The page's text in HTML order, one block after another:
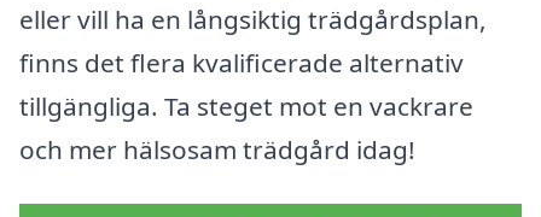
eller vill ha en långsiktig trädgårdsplan,
finns det flera kvalificerade alternativ
tillgängliga. Ta steget mot en vackrare
och mer hälsosam trädgård idag!